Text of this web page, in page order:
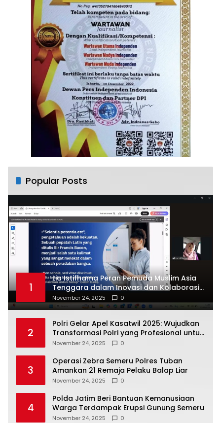
Popular Posts
1
Lia Istifhama Peran Pemuda Muslim Asia
Tenggara dalam Inovasi dan Kolaborasi
Internasional
November 24, 2025 0
2
Polri Gelar Apel Kasatwil 2025: Wujudkan
Transformasi Polri yang Profesional untuk
Masyarakat
November 24, 2025 0
3
Operasi Zebra Semeru Polres Tuban
Amankan 21 Remaja Pelaku Balap Liar
November 24, 2025 0
4
Polda Jatim Beri Bantuan Kemanusiaan
Warga Terdampak Erupsi Gunung Semeru
November 24, 2025 0